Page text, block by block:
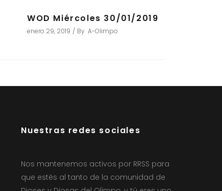
WOD Miércoles 30/01/2019
enero 29, 2019 By A-Olimpo
Nuestras redes sociales
Nos mantenemos activos por RRSS para
que estés al tanto de la comunidad de